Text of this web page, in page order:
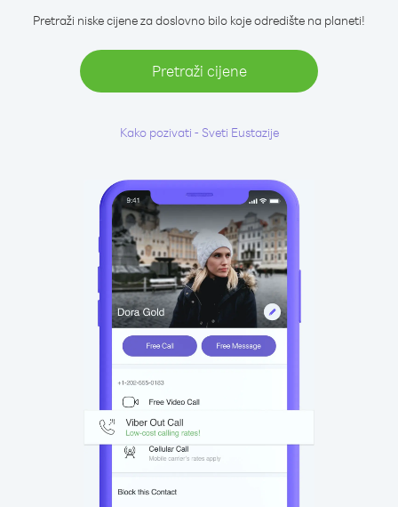
Pretraži niske cijene za doslovno bilo koje odredište na planeti!
Pretraži cijene
Kako pozivati - Sveti Eustazije